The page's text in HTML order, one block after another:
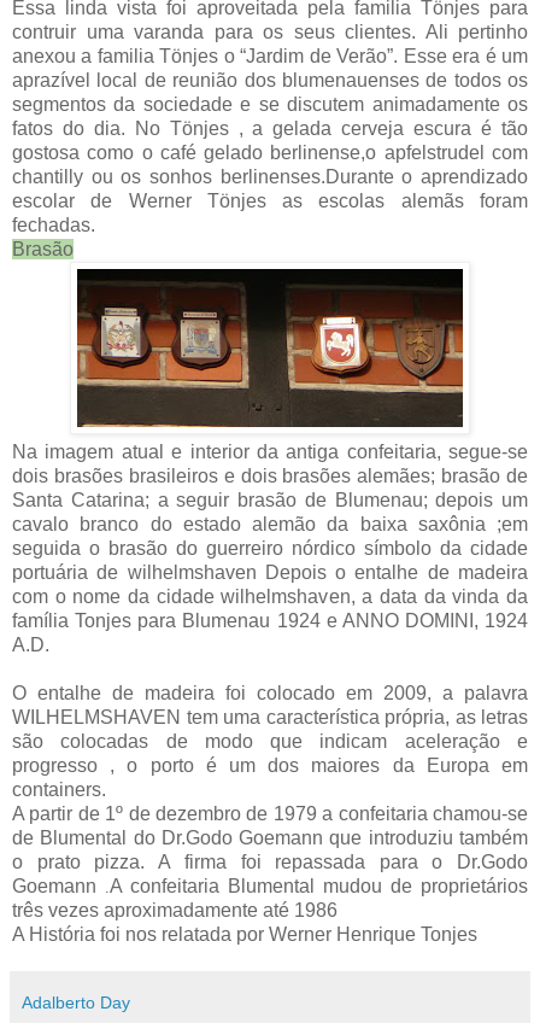
Essa linda vista foi aproveitada pela familia Tönjes para
contruir uma varanda para os seus clientes. Ali pertinho
anexou a familia Tönjes o “Jardim de Verão”. Esse era é um
aprazível local de reunião dos blumenauenses de todos os
segmentos da sociedade e se discutem animadamente os
fatos do dia. No Tönjes , a gelada cerveja escura é tão
gostosa como o café gelado berlinense,o apfelstrudel com
chantilly ou os sonhos berlinenses.Durante o aprendizado
escolar de Werner Tönjes as escolas alemãs foram
fechadas.
Brasão
Na imagem atual e interior da antiga confeitaria, segue-se
dois brasões brasileiros e dois brasões alemães; brasão de
Santa Catarina; a seguir brasão de Blumenau; depois um
cavalo branco do estado alemão da baixa saxônia ;em
seguida o brasão do guerreiro nórdico símbolo da cidade
portuária de wilhelmshaven Depois o entalhe de madeira
com o nome da cidade wilhelmshaven, a data da vinda da
família Tonjes para Blumenau 1924 e ANNO DOMINI, 1924
A.D.
O entalhe de madeira foi colocado em 2009, a palavra
WILHELMSHAVEN tem uma característica própria, as letras
são colocadas de modo que indicam aceleração e
progresso , o porto é um dos maiores da Europa em
containers.
A partir de 1º de dezembro de 1979 a confeitaria chamou-se
de Blumental do Dr.Godo Goemann que introduziu também
o prato pizza. A
firma foi repassada para o Dr.Godo
Goemann .A confeitaria Blumental mudou de proprietários
três vezes aproximadamente até 1986
A História foi nos relatada por Werner Henrique Tonjes
Adalberto Day